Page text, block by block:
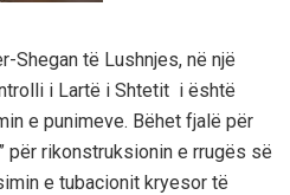
Shegan të Lushnjes, në një
i Lartë i Shtetit i është
e punimeve. Bëhet fjalë për
për rikonstruksionin e rrugës së
e tubacionit kryesor të